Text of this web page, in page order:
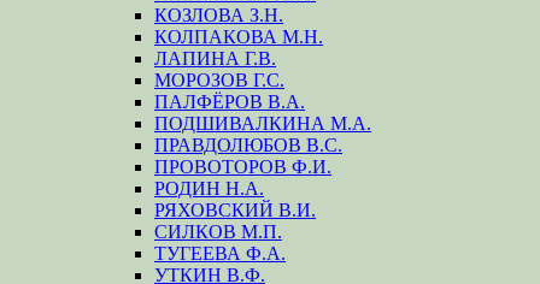
КОЗЛОВА З.Н.
КОЛПАКОВА М.Н.
ЛАПИНА Г.В.
МОРОЗОВ Г.С.
ПАЛФЁРОВ В.А.
ПОДШИВАЛКИНА М.А.
ПРАВДОЛЮБОВ В.С.
ПРОВОТОРОВ Ф.И.
РОДИН Н.А.
РЯХОВСКИЙ В.И.
СИЛКОВ М.П.
ТУГЕЕВА Ф.А.
УТКИН В.Ф.